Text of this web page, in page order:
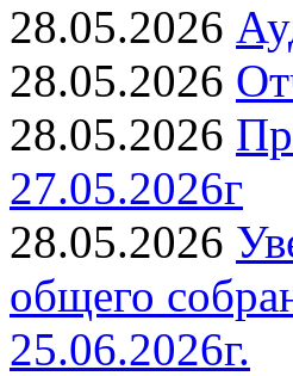
28.05.2026
28.05.2026
28.05.2026
27.05.2026г
28.05.2026
общего
25.06.2026г.